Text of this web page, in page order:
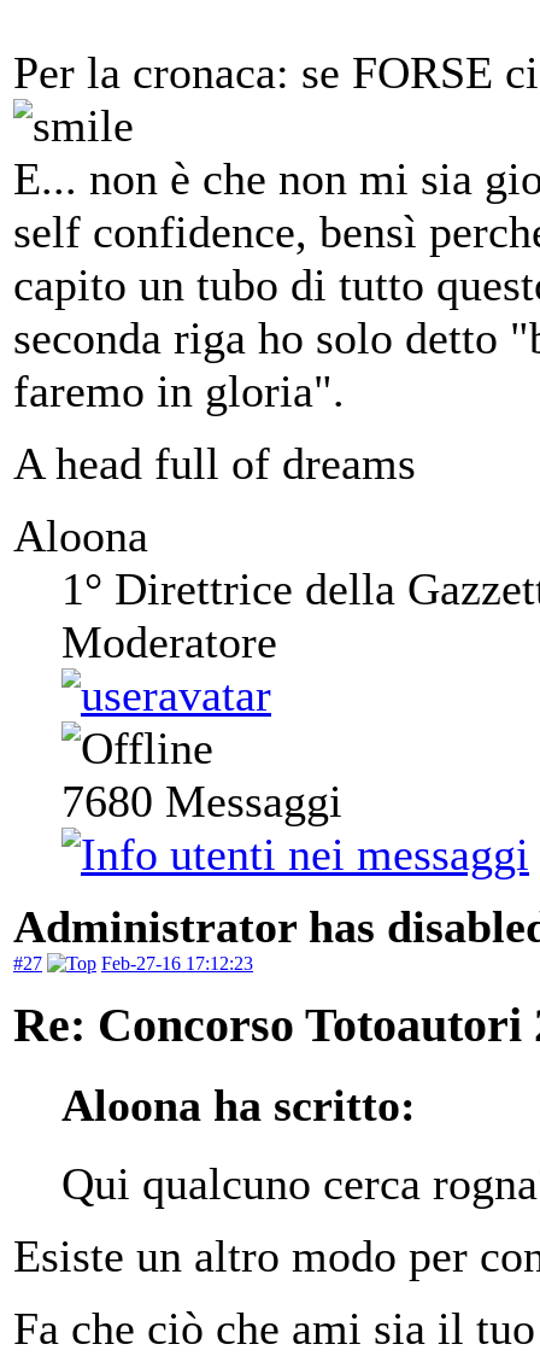
Per la cronaca: se FORSE
E... non è che non mi sia
self confidence, bensì
capito un tubo di tutto
seconda riga ho solo detto
faremo in gloria".
A head full of dreams
Aloona
1° Direttrice della
Moderatore
7680 Messaggi
Administrator has
#27 Feb-27-16 17:12:23
Re: Concorso Totoautori
Aloona ha scritto:
Qui qualcuno cerca
Esiste un altro modo per
Fa che ciò che ami sia il